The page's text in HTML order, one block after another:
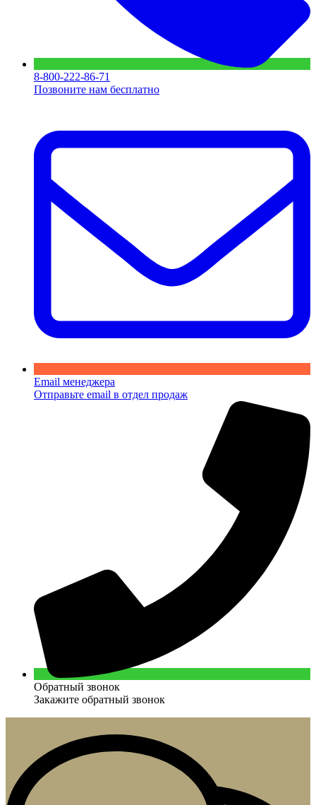
8-800-222-86-71
Позвоните нам бесплатно
Email менеджера
Отправьте email в отдел продаж
Обратный звонок
Закажите обратный звонок